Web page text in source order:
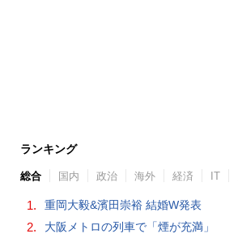
ランキング
総合 国内 政治 海外 経済 IT
1. 重岡大毅&濱田崇裕 結婚W発表
2. 大阪メトロの列車で「煙が充満」